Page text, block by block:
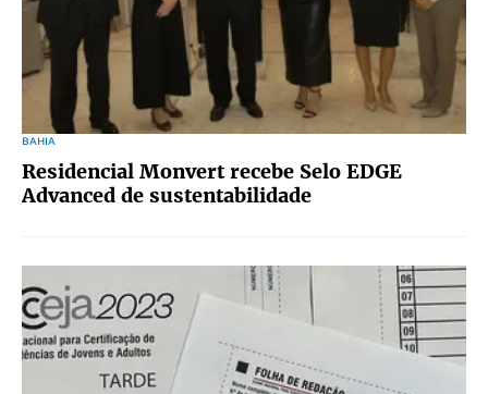
BAHIA
Residencial Monvert recebe Selo EDGE
Advanced de sustentabilidade